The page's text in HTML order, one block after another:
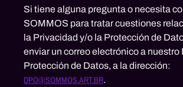
Si tiene alguna pregunta o necesita
SOMMOS para tratar cuestiones
la Privacidad y/o la Protección de
enviar un correo electrónico a nuestro
Protección de Datos, a la dirección:
DPO@SOMMOS.ART.BR.